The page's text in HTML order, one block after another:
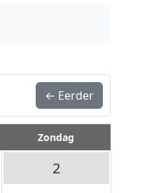
← Eerder
Zondag
2